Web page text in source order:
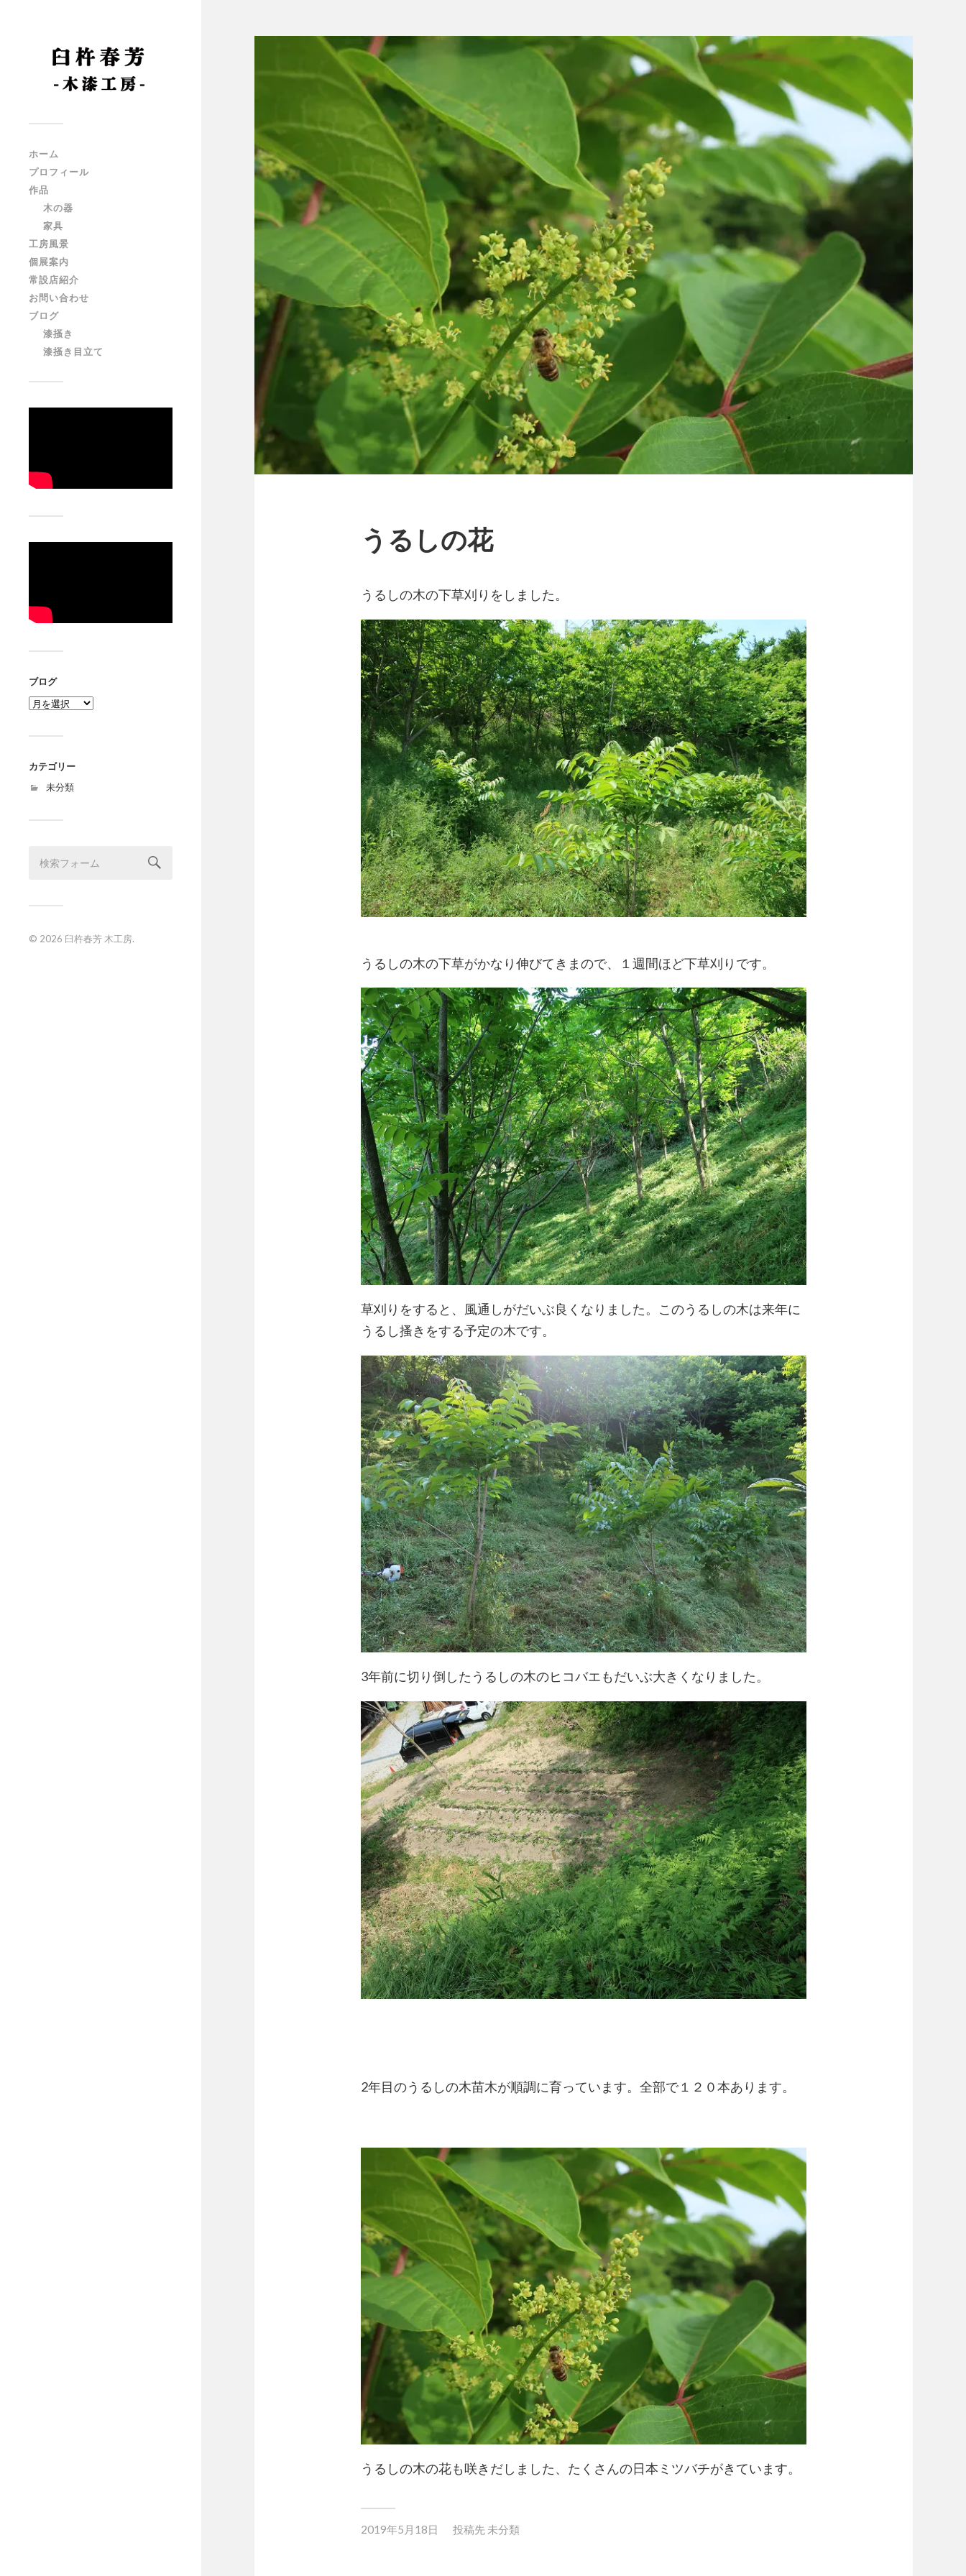
ホーム
プロフィール
作品
木の器
家具
工房風景
個展案内
常設店紹介
お問い合わせ
ブログ
漆掻き
漆掻き目立て
ブログ
ブ
ロ
カテゴリー
未分類
© 2026 臼杵春芳 木工房.
うるしの花
うるしの木の下草刈りをしました。
うるしの木の下草がかなり伸びてきまので、１週間ほど下草刈りです。
草刈りをすると、風通しがだいぶ良くなりました。このうるしの木は来年に
うるし搔きをする予定の木です。
3年前に切り倒したうるしの木のヒコバエもだいぶ大きくなりました。
2年目のうるしの木苗木が順調に育っています。全部で１２０本あります。
うるしの木の花も咲きだしました、たくさんの日本ミツバチがきています。
2019年5月18日 投稿先 未分類